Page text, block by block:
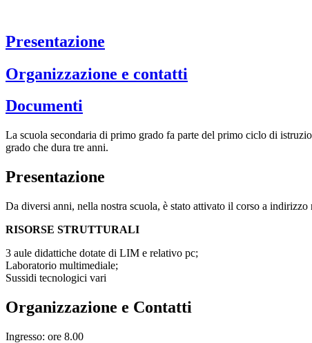
Presentazione
Organizzazione e contatti
Documenti
La scuola secondaria di primo grado fa parte del primo ciclo di
grado che dura tre anni.
Presentazione
Da diversi anni, nella nostra scuola, è stato attivato il corso a
RISORSE STRUTTURALI
3 aule didattiche dotate di LIM e relativo pc;
Laboratorio multimediale;
Sussidi tecnologici vari
Organizzazione e Contatti
Ingresso: ore 8.00